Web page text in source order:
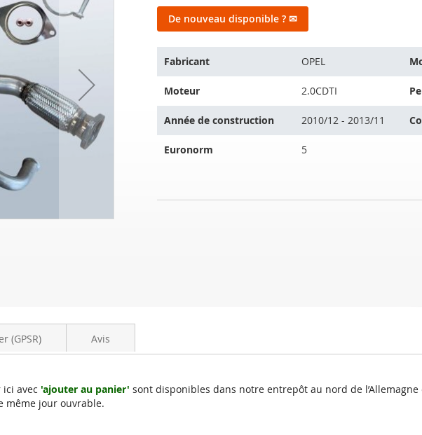
De nouveau disponible ? ✉
article
aux
véhicules
suivants:
Fabricant OPEL
Moteur 2.0CDTI
Année de construction 2010/12 - 2013/11
Euronorm 5
(GPSR) Avis
avec 'ajouter au panier' sont disponibles dans notre entrepôt au nord de
même jour ouvrable.